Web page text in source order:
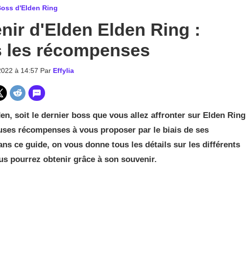
d'Elden Ring
d'Elden Elden Ring :
les récompenses
à 14:57 Par Effylia
soit le dernier boss que vous allez affronter sur Elden Ring
récompenses à vous proposer par le biais de ses
ce guide, on vous donne tous les détails sur les différents
pourrez obtenir grâce à son souvenir.